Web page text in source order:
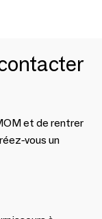
et de rentrer
vous un